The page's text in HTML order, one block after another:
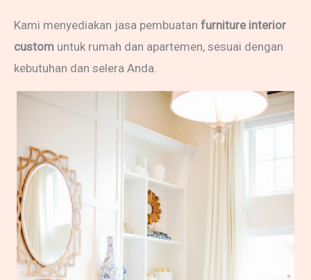
Kami menyediakan jasa pembuatan furniture interior
custom untuk rumah dan apartemen, sesuai dengan
kebutuhan dan selera Anda.